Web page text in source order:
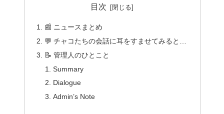
目次
📰 ニュースまとめ
💬 チャコたちの会話に耳をすませてみると…
📝 管理人のひとこと
Summary
Dialogue
Admin’s Note